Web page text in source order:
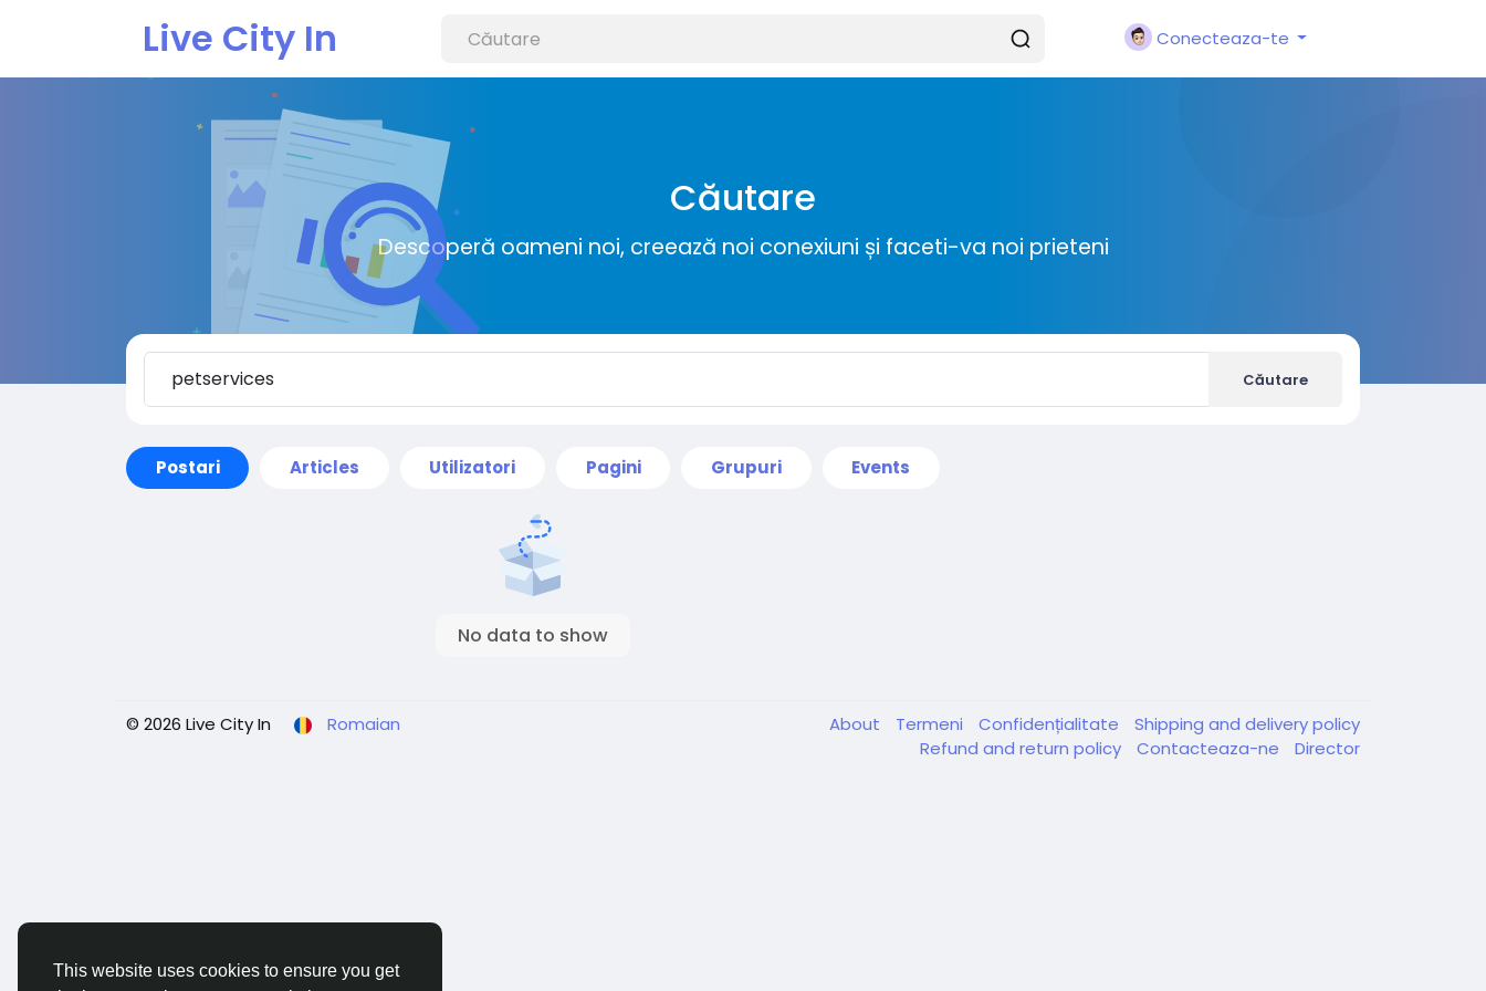
This website uses cookies to ensure you get
Live City In Conecteaza-te
Căutare
Descoperă oameni noi, creează noi conexiuni și faceti-va noi prieteni
Căutare
Postari Articles Utilizatori Pagini Grupuri Events
No data to show
© 2026 Live City In Romaian About Termeni Confidențialitate
Shipping and delivery policy
Refund and return policy
Contacteaza-ne Director